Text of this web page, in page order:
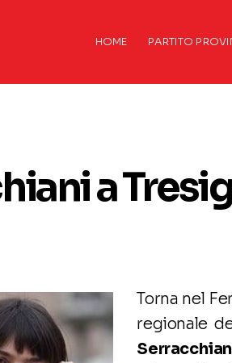
HOME PARTITO
a
Torna nel
regionale